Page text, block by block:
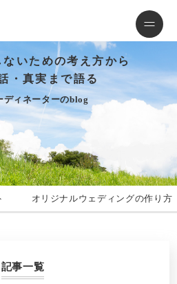
いための考え方から
・真実まで語る
ディネーターのblog
オリジナルウェディングの作り方
記事一覧